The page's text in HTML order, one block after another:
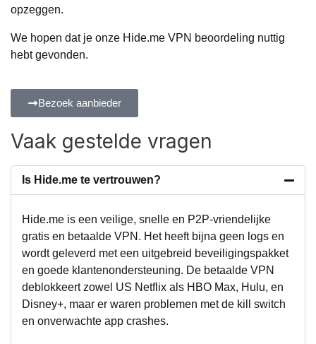
opzeggen.
We hopen dat je onze Hide.me VPN beoordeling nuttig
hebt gevonden.
Bezoek aanbieder
Vaak gestelde vragen
Is Hide.me te vertrouwen?
Hide.me is een veilige, snelle en P2P-vriendelijke
gratis en betaalde VPN. Het heeft bijna geen logs en
wordt geleverd met een uitgebreid beveiligingspakket
en goede klantenondersteuning. De betaalde VPN
deblokkeert zowel US Netflix als HBO Max, Hulu, en
Disney+, maar er waren problemen met de kill switch
en onverwachte app crashes.